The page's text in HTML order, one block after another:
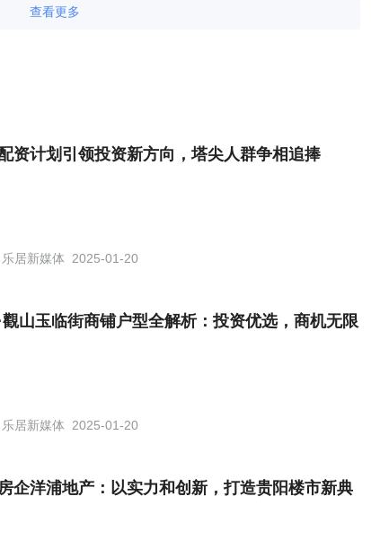
查看更多
资计划引领投资新方向，塔尖人群争相追捧
乐居新媒体 2025-01-20
觀山玉临街商铺户型全解析：投资优选，商机无限
乐居新媒体 2025-01-20
企洋浦地产：以实力和创新，打造贵阳楼市新典